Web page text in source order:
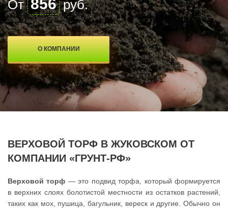
От 856 руб.
О КОМПАНИИ
ВЕРXОВОЙ ТОРФ В ЖУКОВСКОМ ОТ
КОМПАНИИ «ГРУНТ-РФ»
Верховой торф — это подвид торфа, который формируется
в верхних слоях болотистой местности из остатков растений,
таких как мох, пушица, багульник, вереск и другие. Обычно он